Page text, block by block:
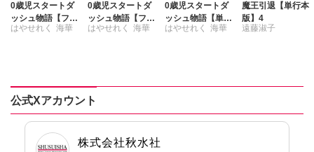
0歳児スタートダ
ッシュ物語【フル
カラー版】【単行
はやせれく 海華
0歳児スタートダ
ッシュ物語【フル
カラー版】【単行
はやせれく 海華
0歳児スタートダ
ッシュ物語【単行
本版】9
はやせれく 海華
魔王引退【単行本
版】4
遠藤淑子
公式Xアカウント
株式会社秋水社